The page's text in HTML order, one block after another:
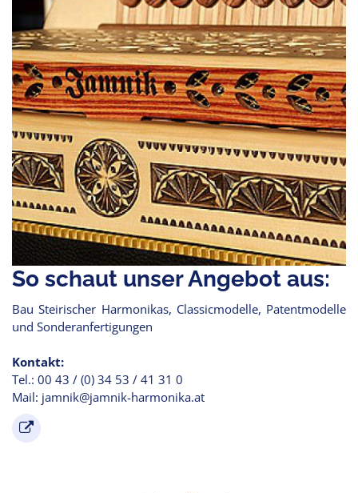
So schaut unser Angebot aus:
Bau Steirischer Harmonikas, Classicmodelle, Patentmodelle
und Sonderanfertigungen
Kontakt:
Tel.: 00 43 / (0) 34 53 / 41 31 0
Mail: jamnik@jamnik-harmonika.at